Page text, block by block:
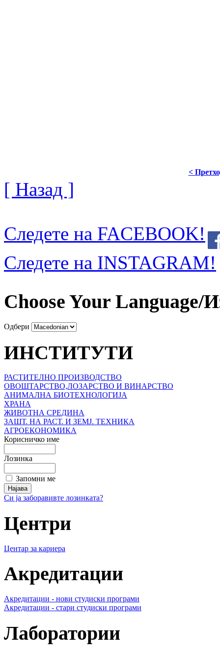
<
[ Назад ]
Следете на FACEBOOK!
Следете на INSTAGRAM!
Choose Your Language/
Одбери
ИНСТИТУТИ
РАСТИТЕЛНО ПРОИЗВОДСТВО
ОВОШТАРСТВО,ЛОЗАРСТВО И ВИНАРСТВО
АНИМАЛНА БИОТЕХНОЛОГИЈА
ХРАНА
ЖИВОТНА СРЕДИНА
ЗАШТ. НА РАСТ. И ЗЕМЈ. ТЕХНИКА
АГРОЕКОНОМИКА
Корисничко име
Лозинка
Запомни ме
Си ја заборавивте лозинката?
Центри
Центар за кариера
Акредитации
Акредитации - нови студиски програми
Акредитации - стари студиски програми
Лаборатории